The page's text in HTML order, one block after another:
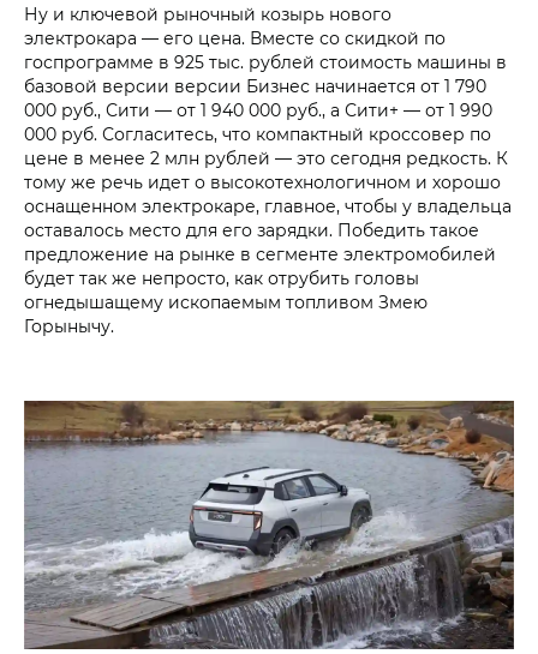
Ну и ключевой рыночный козырь нового
электрокара — его цена. Вместе со скидкой по
госпрограмме в 925 тыс. рублей стоимость машины в
базовой версии версии Бизнес начинается от 1 790
000 руб., Сити — от 1 940 000 руб., а Сити+ — от 1 990
000 руб. Согласитесь, что компактный кроссовер по
цене в менее 2 млн рублей — это сегодня редкость. К
тому же речь идет о высокотехнологичном и хорошо
оснащенном электрокаре, главное, чтобы у владельца
оставалось место для его зарядки. Победить такое
предложение на рынке в сегменте электромобилей
будет так же непросто, как отрубить головы
огнедышащему ископаемым топливом Змею
Горынычу.